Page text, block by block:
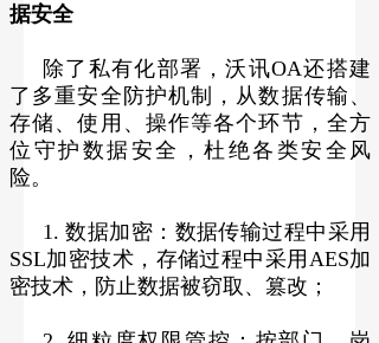
据安全
除了私有化部署，沃讯OA还搭建
了多重安全防护机制，从数据传输、
存储、使用、操作等各个环节，全方
位守护数据安全，杜绝各类安全风
险。
1. 数据加密：数据传输过程中采用
SSL加密技术，存储过程中采用AES加
密技术，防止数据被窃取、篡改；